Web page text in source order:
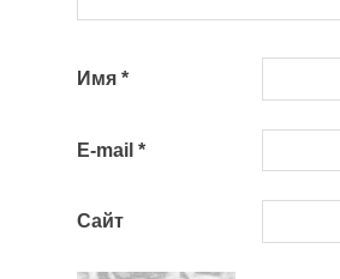
Имя *
E-mail *
Сайт